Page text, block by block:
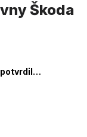
Škoda
Audit ISO potvrdil kvalitu služeb Zaměstnanecké pojišťovny Škoda